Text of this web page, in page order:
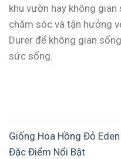
khu vườn hay không
chăm sóc và tận hưởng
Durer để không gian
sức sống.
Giống Hoa Hồng Đỏ Eden
Đặc Điểm Nổi Bật